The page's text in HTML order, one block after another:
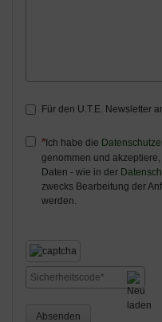
Für den U.T.E. Newsletter
Ich habe die
genommen und
Daten - wie in der
zwecks Bearbeitung der
werden.
Absenden